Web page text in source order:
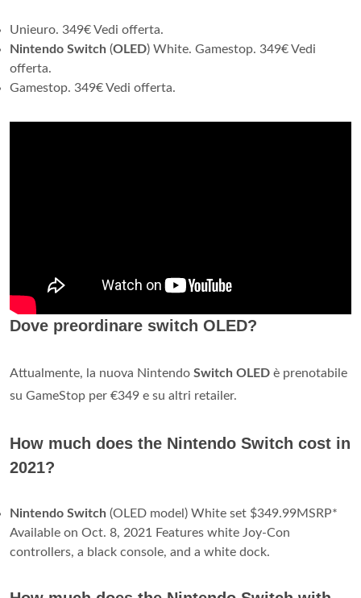
Unieuro. 349€ Vedi offerta.
Nintendo Switch (OLED) White. Gamestop. 349€ Vedi
offerta.
Gamestop. 349€ Vedi offerta.
Dove preordinare switch OLED?
Attualmente, la nuova Nintendo Switch OLED è prenotabile
su GameStop per €349 e su altri retailer.
How much does the Nintendo Switch cost in
2021?
Nintendo Switch (OLED model) White set $349.99MSRP*
Available on Oct. 8, 2021 Features white Joy-Con
controllers, a black console, and a white dock.